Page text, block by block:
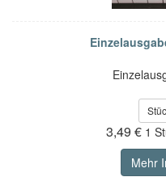
3,49 € 1
Mehr